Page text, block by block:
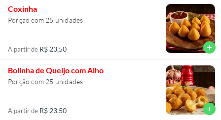
Coxinha
Porção com 25 unidades
A partir de R$ 23,50 add
Bolinha de Queijo com Alho
Porção com 25 unidades
A partir de R$ 23,50 add